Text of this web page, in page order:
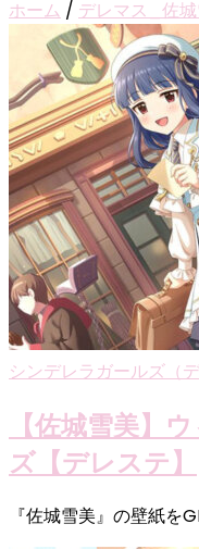
ホーム / デレマス_佐
シンデレラガールズ（デ
【佐城雪美】
ズ【デレステ】
『佐城雪美』の壁紙を